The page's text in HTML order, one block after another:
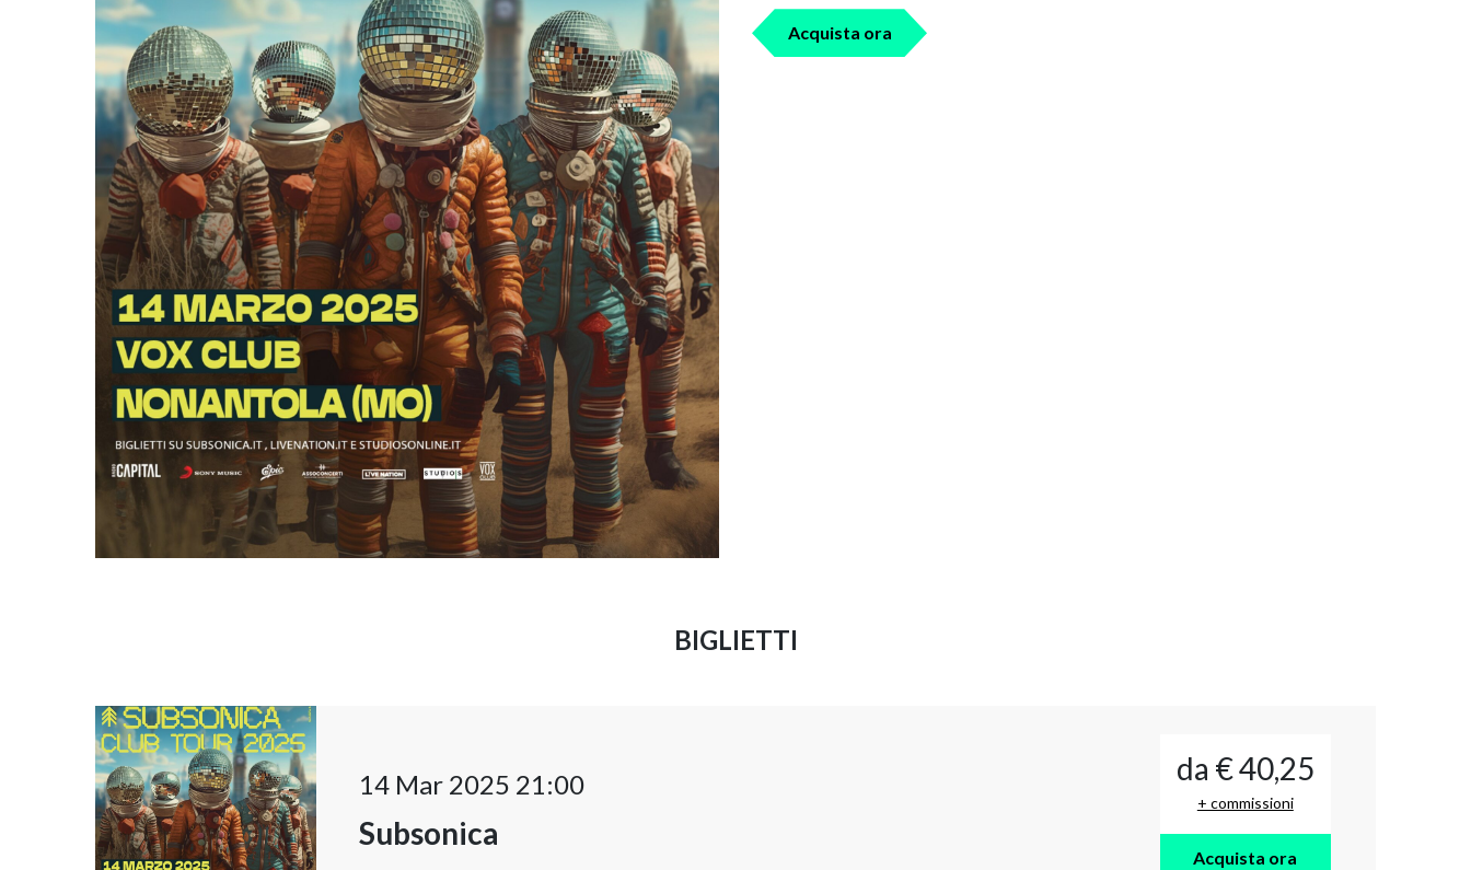
Acquista ora
BIGLIETTI
14 Mar 2025 21:00
Subsonica
da € 40,25
+ commissioni
Acquista ora